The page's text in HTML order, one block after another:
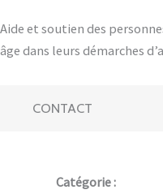
Aide et soutien des
âge dans leurs démarches
CONTACT
Catégorie :